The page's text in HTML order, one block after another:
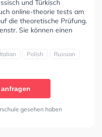
und Türkisch
online-theorie tests am
die theoretische Prüfung.
Sie können einen
Italian Polish
Russian
gesehen haben